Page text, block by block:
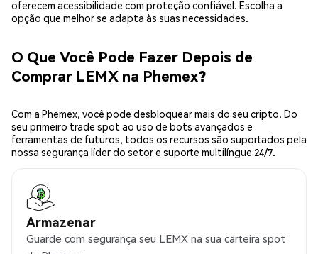
oferecem acessibilidade com proteção confiável. Escolha a
opção que melhor se adapta às suas necessidades.
O Que Você Pode Fazer Depois de
Comprar LEMX na Phemex?
Com a Phemex, você pode desbloquear mais do seu cripto. Do
seu primeiro trade spot ao uso de bots avançados e
ferramentas de futuros, todos os recursos são suportados pela
nossa segurança líder do setor e suporte multilíngue 24/7.
Armazenar
Guarde com segurança seu LEMX na sua carteira spot